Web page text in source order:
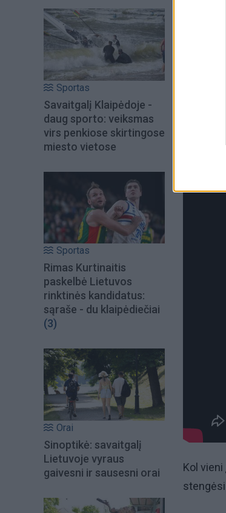
Sportas
Savaitgalį Klaipėdoje -
daug sporto: veiksmas
virs penkiose skirtingose
miesto vietose
Sportas
Rimas Kurtinaitis
paskelbė Lietuvos
rinktinės kandidatus:
sąraše - du klaipėdiečiai
(3)
Orai
Sinoptikė: savaitgalį
Lietuvoje vyraus
gaivesni ir sausesni orai
Jūra.
Kol